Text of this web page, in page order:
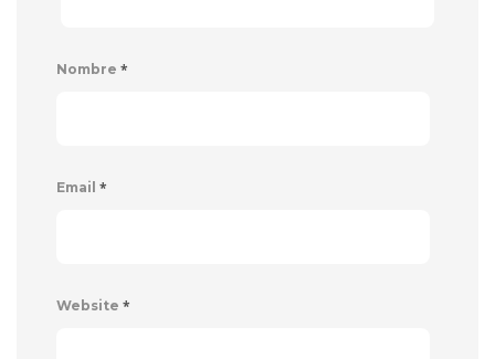
Nombre *
Email *
Website *